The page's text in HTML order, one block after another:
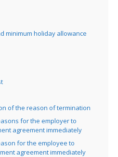
minimum holiday allowance
of the reason of termination
for the employer to
agreement immediately
for the employee to
agreement immediately